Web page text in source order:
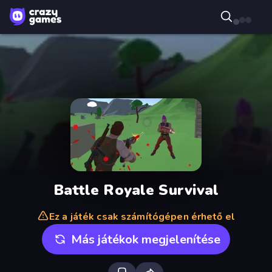
Battle Royale Survival
Ez a játék csak számítógépen érhető el
Más játékok megjelenítése